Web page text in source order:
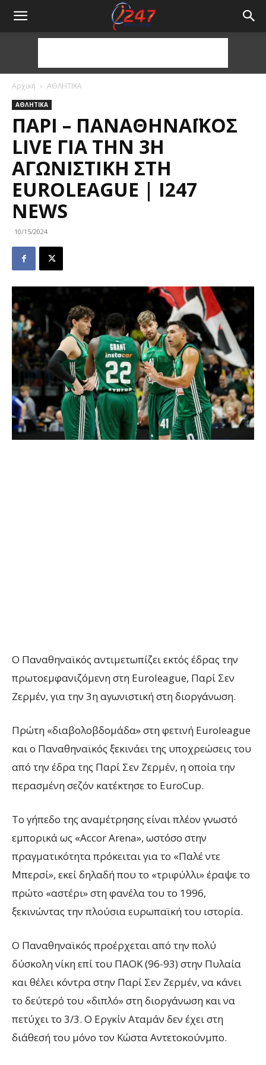
Αρχική ΑΘΛΗΤΙΚΑ
ΑΘΛΗΤΙΚΑ
ΠΑΡΊ – ΠΑΝΑΘΗΝΑΪΚΌΣ
LIVE ΓΙΑ ΤΗΝ 3Η
ΑΓΩΝΙΣΤΙΚΉ ΣΤΗ
EUROLEAGUE | I247
NEWS
10/15/2024
Ο Παναθηναϊκός αντιμετωπίζει εκτός έδρας την
πρωτοεμφανιζόμενη στη Euroleague, Παρί Σεν
Ζερμέν, για την 3η αγωνιστική στη διοργάνωση.
Πρώτη «διαβολοβδομάδα» στη φετινή Euroleague
και ο Παναθηναϊκός ξεκινάει της υποχρεώσεις του
από την έδρα της Παρί Σεν Ζερμέν, η οποία την
περασμένη σεζόν κατέκτησε το EuroCup.
Το γήπεδο της αναμέτρησης είναι πλέον γνωστό
εμπορικά ως «Accor Arena», ωστόσο στην
πραγματικότητα πρόκειται για το «Παλέ ντε
Μπερσί», εκεί δηλαδή που το «τριφύλλι» έραψε το
πρώτο «αστέρι» στη φανέλα του το 1996,
ξεκινώντας την πλούσια ευρωπαϊκή του ιστορία.
Ο Παναθηναϊκός προέρχεται από την πολύ
δύσκολη νίκη επί του ΠΑΟΚ (96-93) στην Πυλαία
και θέλει κόντρα στην Παρί Σεν Ζερμέν, να κάνει
το δεύτερό του «διπλό» στη διοργάνωση και να
πετύχει το 3/3. Ο Εργκίν Αταμάν δεν έχει στη
διάθεσή του μόνο τον Κώστα Αντετοκούνμπο.